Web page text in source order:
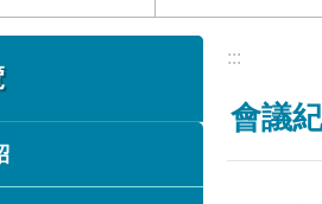
:::
會議